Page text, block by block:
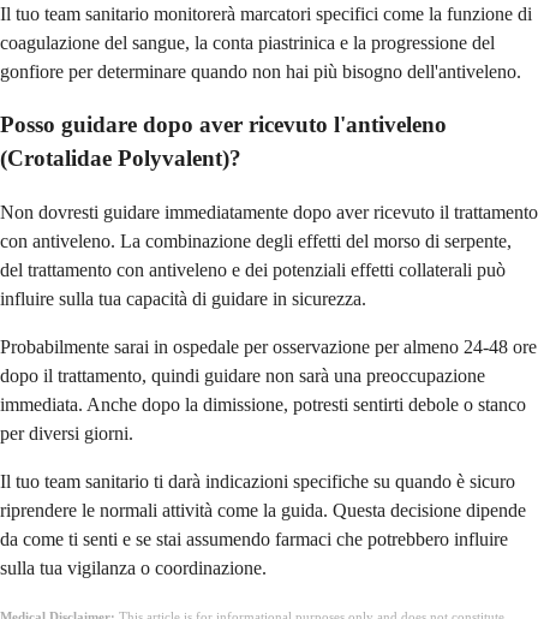
Il tuo team sanitario monitorerà marcatori specifici come la funzione di
coagulazione del sangue, la conta piastrinica e la progressione del
gonfiore per determinare quando non hai più bisogno dell'antiveleno.
Posso guidare dopo aver ricevuto l'antiveleno
(Crotalidae Polyvalent)?
Non dovresti guidare immediatamente dopo aver ricevuto il trattamento
con antiveleno. La combinazione degli effetti del morso di serpente,
del trattamento con antiveleno e dei potenziali effetti collaterali può
influire sulla tua capacità di guidare in sicurezza.
Probabilmente sarai in ospedale per osservazione per almeno 24-48 ore
dopo il trattamento, quindi guidare non sarà una preoccupazione
immediata. Anche dopo la dimissione, potresti sentirti debole o stanco
per diversi giorni.
Il tuo team sanitario ti darà indicazioni specifiche su quando è sicuro
riprendere le normali attività come la guida. Questa decisione dipende
da come ti senti e se stai assumendo farmaci che potrebbero influire
sulla tua vigilanza o coordinazione.